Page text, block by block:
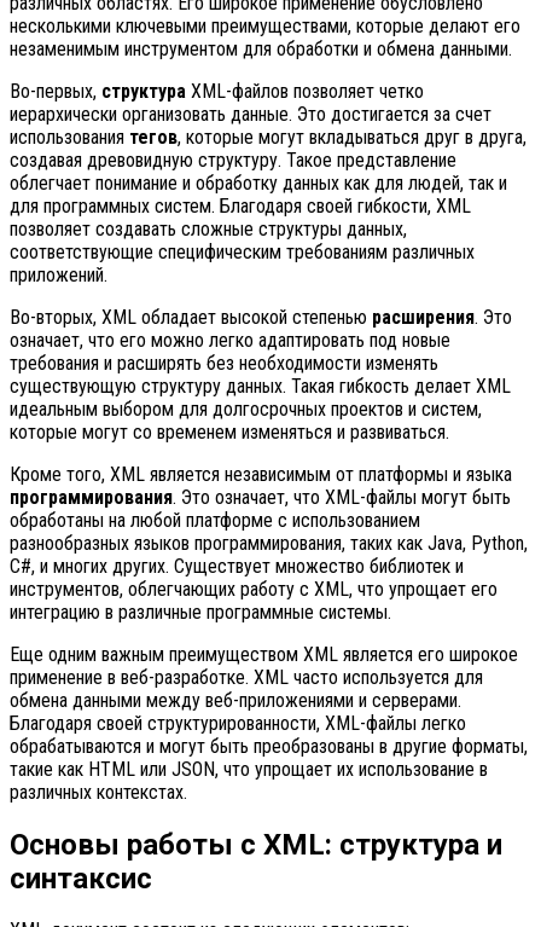
несколькими ключевыми преимуществами, которые делают его
незаменимым инструментом для обработки и обмена данными.
Во-первых, структура XML-файлов позволяет четко
иерархически организовать данные. Это достигается за счет
использования тегов, которые могут вкладываться друг в друга,
создавая древовидную структуру. Такое представление
облегчает понимание и обработку данных как для людей, так и
для программных систем. Благодаря своей гибкости, XML
позволяет создавать сложные структуры данных,
соответствующие специфическим требованиям различных
приложений.
Во-вторых, XML обладает высокой степенью расширения. Это
означает, что его можно легко адаптировать под новые
требования и расширять без необходимости изменять
существующую структуру данных. Такая гибкость делает XML
идеальным выбором для долгосрочных проектов и систем,
которые могут со временем изменяться и развиваться.
Кроме того, XML является независимым от платформы и языка
программирования. Это означает, что XML-файлы могут быть
обработаны на любой платформе с использованием
разнообразных языков программирования, таких как Java, Python,
C#, и многих других. Существует множество библиотек и
инструментов, облегчающих работу с XML, что упрощает его
интеграцию в различные программные системы.
Еще одним важным преимуществом XML является его широкое
применение в веб-разработке. XML часто используется для
обмена данными между веб-приложениями и серверами.
Благодаря своей структурированности, XML-файлы легко
обрабатываются и могут быть преобразованы в другие форматы,
такие как HTML или JSON, что упрощает их использование в
различных контекстах.
Основы работы с XML: структура и
синтаксис